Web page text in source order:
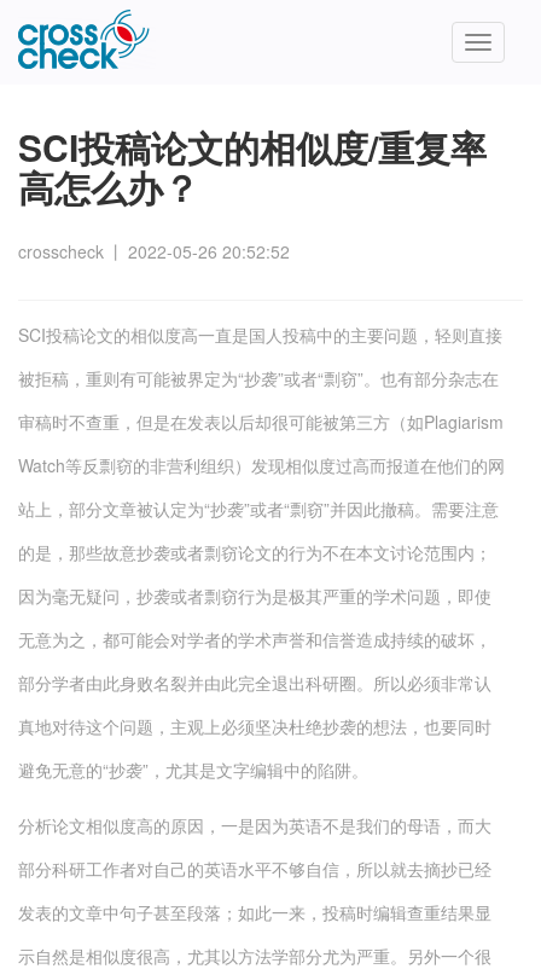
Toggle
SCI投稿论文的相似度/重复率
高怎么办？
crosscheck 丨 2022-05-26 20:52:52
SCI投稿论文的相似度高一直是国人投稿中的主要问题，轻则直接
被拒稿，重则有可能被界定为“抄袭”或者“剽窃”。也有部分杂志在
审稿时不查重，但是在发表以后却很可能被第三方（如Plagiarism
Watch等反剽窃的非营利组织）发现相似度过高而报道在他们的网
站上，部分文章被认定为“抄袭”或者“剽窃”并因此撤稿。需要注意
的是，那些故意抄袭或者剽窃论文的行为不在本文讨论范围内；
因为毫无疑问，抄袭或者剽窃行为是极其严重的学术问题，即使
无意为之，都可能会对学者的学术声誉和信誉造成持续的破坏，
部分学者由此身败名裂并由此完全退出科研圈。所以必须非常认
真地对待这个问题，主观上必须坚决杜绝抄袭的想法，也要同时
避免无意的“抄袭”，尤其是文字编辑中的陷阱。
分析论文相似度高的原因，一是因为英语不是我们的母语，而大
部分科研工作者对自己的英语水平不够自信，所以就去摘抄已经
发表的文章中句子甚至段落；如此一来，投稿时编辑查重结果显
示自然是相似度很高，尤其以方法学部分尤为严重。另外一个很